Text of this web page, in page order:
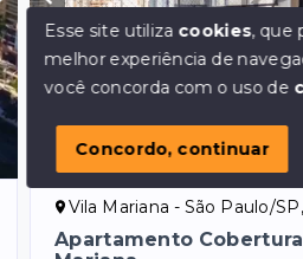
Ref.:868 VENDA
Vila Mariana - São Paulo/
Apartamento
Esse site utiliza cookies, que
melhor experiência de
você concorda com o uso de
Concordo, continuar